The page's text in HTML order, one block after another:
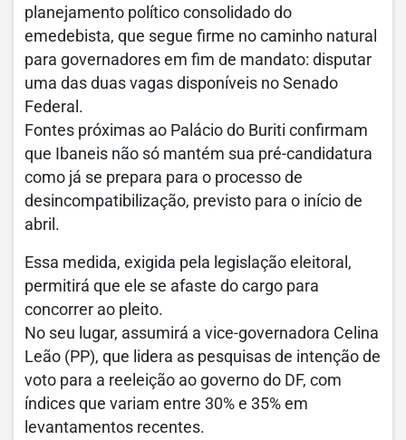
planejamento político consolidado do
emedebista, que segue firme no caminho natural
para governadores em fim de mandato: disputar
uma das duas vagas disponíveis no Senado
Federal.
Fontes próximas ao Palácio do Buriti confirmam
que Ibaneis não só mantém sua pré-candidatura
como já se prepara para o processo de
desincompatibilização, previsto para o início de
abril.
Essa medida, exigida pela legislação eleitoral,
permitirá que ele se afaste do cargo para
concorrer ao pleito.
No seu lugar, assumirá a vice-governadora Celina
Leão (PP), que lidera as pesquisas de intenção de
voto para a reeleição ao governo do DF, com
índices que variam entre 30% e 35% em
levantamentos recentes.